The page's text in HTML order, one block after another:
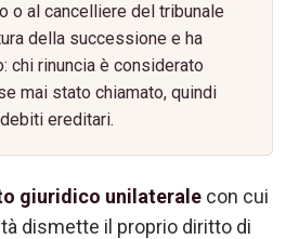
o al cancelliere del tribunale
della successione e ha
chi rinuncia è considerato
mai stato chiamato, quindi
ereditari.
giuridico unilaterale con cui
dismette il proprio diritto di